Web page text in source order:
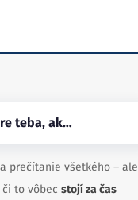
teba, ak…
prečítanie všetkého – ale
to vôbec stojí za čas